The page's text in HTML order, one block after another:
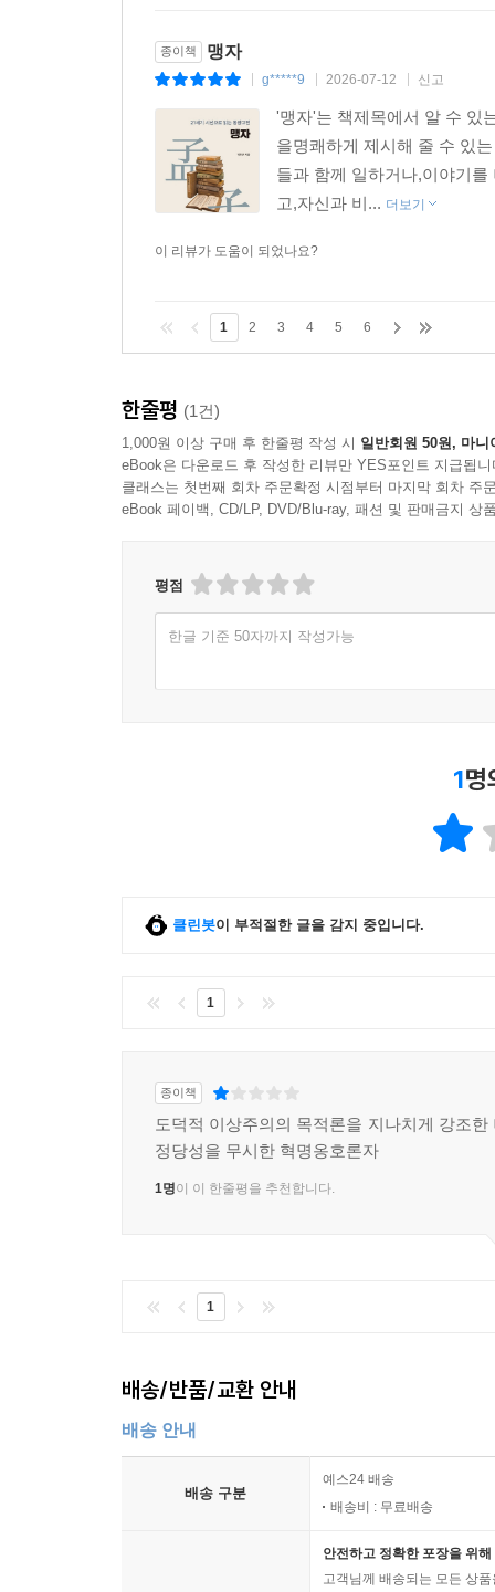
종이책 맹자
g*****9 2026-07-12 신고
'맹자'는 책제목에서 알 수 있
을명쾌하게 제시해 줄 수 있
들과 함께 일하거나,이야기
고,자신과 비... 더보기
이 리뷰가 도움이 되었나요?
1 2 3 4 5 6
한줄평 (1건)
1,000원 이상 구매 후 한줄평 작성 시 일반회원 50원, 마니
eBook은 다운로드 후 작성한 리뷰만 YES포인트 지급됩니
클래스는 첫번째 회차 주문확정 시점부터 마지막 회차 주
eBook 페이백, CD/LP, DVD/Blu-ray, 패션 및 판매금지 상
평점
한글 기준 50자까지 작성가능
1명
클린봇이 부적절한 글을 감지 중입니다.
1
종이책
도덕적 이상주의의 목적론을 지나치게 강조한
정당성을 무시한 혁명옹호론자
1명이 이 한줄평을 추천합니다.
1
배송/반품/교환 안내
배송 안내
배송 구분
예스24 배송
배송비 : 무료배송
안전하고 정확한 포장을 위
고객님께 배송되는 모든 상